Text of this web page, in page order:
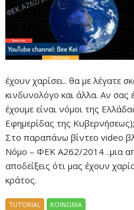
έχουν χαρίσει.. θα με λέγατε
κινδυνολόγο και άλλα. Αν σας
έχουμε είναι νόμοι της
Εφημερίδας της Κυβερνήσεως);
Στο παραπάνω βίντεο video
Νόμο – ΦΕΚ Α262/2014 ..μια
αποδείξεις ότι μας έχουν
κράτος.
TUTORIAL ΚΟΙΝΩΝΙΑ